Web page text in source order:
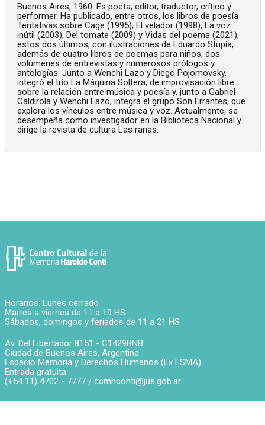
Buenos Aires, 1960. Es poeta, editor, traductor, crítico y
performer. Ha publicado, entre otros, los libros de poesía
Tentativas sobre Cage (1995), El velador (1998), La voz
inútil (2003), Del tomate (2009) y Vidas del poema (2021),
estos dos últimos, con ilustraciones de Eduardo Stupía,
además de cuatro libros de poemas para niños, dos
volúmenes de entrevistas y numerosos prólogos y
antologías. Junto a Wenchi Lazo y Diego Pojomovsky,
integró el trío La Máquina Soltera, de improvisación libre
sobre la relación entre música y poesía y, junto a Gabriel
Caldirola y Wenchi Lazo, integra el grupo Son Errantes, que
explora los vínculos entre música y voz. Actualmente, se
desempeña como investigador en la Biblioteca Nacional y
dirige la revista de cultura Las ranas.
Horarios: Lunes cerrado
Martes a viernes de 11 a 19 HS
Sábados, domingos y feriados de 11 a 21 HS
Av. Del Libertador 8151 - C1429BNB
Ciudad de Buenos Aires, Argentina
Espacio Memoria y Derechos Humanos (Ex ESMA)
Entrada gratuita
(+54 11) 4702 - 7777 / ccmhconti@jus.gob.ar